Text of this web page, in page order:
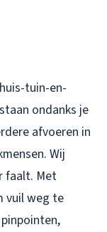
tuin-en-
ondanks je
afvoeren in
Wij
faalt. Met
vuil weg te